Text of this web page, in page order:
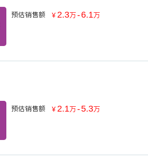
预估销售额 ￥ 2.3万-6.1万
预估销售额 ￥ 2.1万-5.3万